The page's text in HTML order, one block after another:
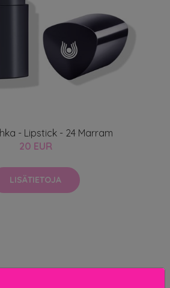
- Lipstick - 24 Marram
20 EUR
LISÄTIETOJA